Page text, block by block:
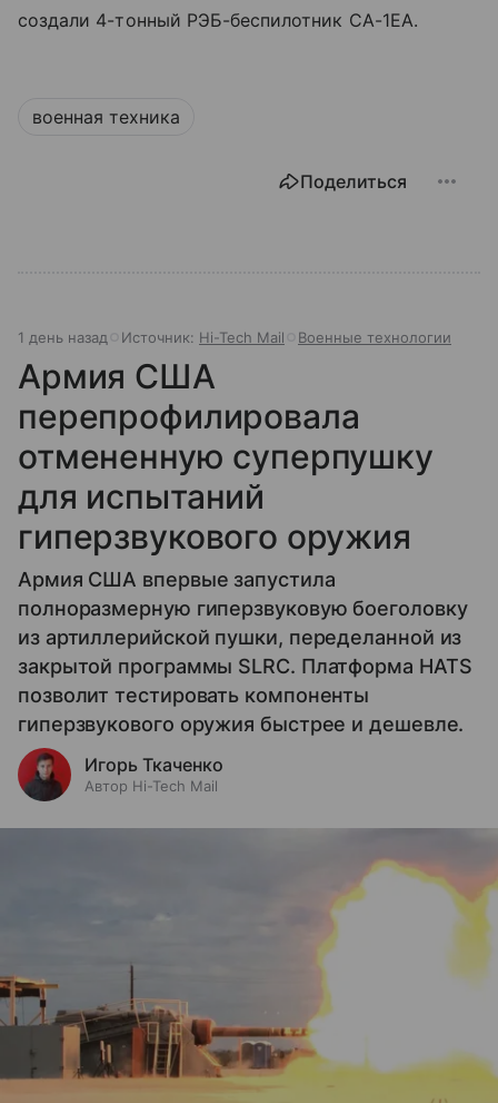
создали 4-тонный РЭБ-беспилотник CA-1EA.
военная техника
Поделиться
1 день назад Источник: Hi-Tech Mail Военные технологии
Армия США
перепрофилировала
отмененную суперпушку
для испытаний
гиперзвукового оружия
Армия США впервые запустила
полноразмерную гиперзвуковую боеголовку
из артиллерийской пушки, переделанной из
закрытой программы SLRC. Платформа HATS
позволит тестировать компоненты
гиперзвукового оружия быстрее и дешевле.
Игорь Ткаченко
Автор Hi-Tech Mail